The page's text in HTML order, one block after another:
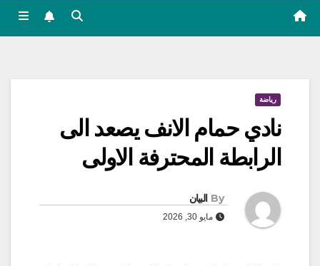
رياضة
نادي حمام الانف يصعد الى
الرابطة المحترفة الاولى
By البيان
مايو 30, 2026